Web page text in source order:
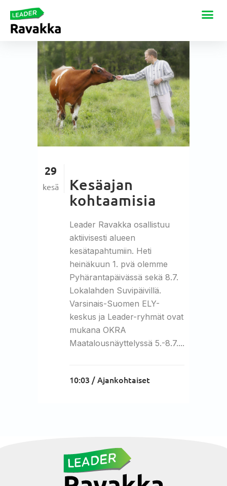
29
kesä
Kesäajan
kohtaamisia
Leader Ravakka osallistuu
aktiivisesti alueen
kesätapahtumiin. Heti
heinäkuun 1. pvä olemme
Pyhärantapäivässä sekä 8.7.
Lokalahden Suvipäivillä.
Varsinais-Suomen ELY-
keskus ja Leader-ryhmät ovat
mukana OKRA
Maatalousnäyttelyssä 5.-8.7....
10:03 /Ajankohtaiset